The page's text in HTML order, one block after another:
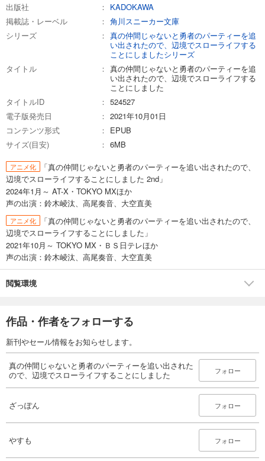
出版社
KADOKAWA
掲載誌・レーベル
角川スニーカー文庫
シリーズ
真の仲間じゃないと勇者のパーティーを追
い出されたので、辺境でスローライフする
ことにしましたシリーズ
タイトル
真の仲間じゃないと勇者のパーティーを追
い出されたので、辺境でスローライフする
ことにしました
タイトルID
524527
電子版発売日
2021年10月01日
コンテンツ形式
EPUB
サイズ(目安)
6MB
アニメ化
「真の仲間じゃないと勇者のパーティーを追い出されたので、
辺境でスローライフすることにしました 2nd」
2024年1月～ AT-X・TOKYO MXほか
声の出演：鈴木崚汰、高尾奏音、大空直美
アニメ化
「真の仲間じゃないと勇者のパーティーを追い出されたので、
辺境でスローライフすることにしました」
2021年10月～ TOKYO MX・ＢＳ日テレほか
声の出演：鈴木崚汰、高尾奏音、大空直美
閲覧環境
作品・作者をフォローする
新刊やセール情報をお知らせします。
真の仲間じゃないと勇者のパーティーを追い出された
ので、辺境でスローライフすることにしました
フォロー
ざっぽん フォロー
やすも フォロー